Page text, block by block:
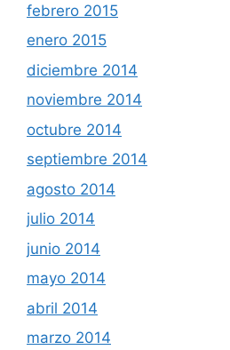
febrero 2015
enero 2015
diciembre 2014
noviembre 2014
octubre 2014
septiembre 2014
agosto 2014
julio 2014
junio 2014
mayo 2014
abril 2014
marzo 2014